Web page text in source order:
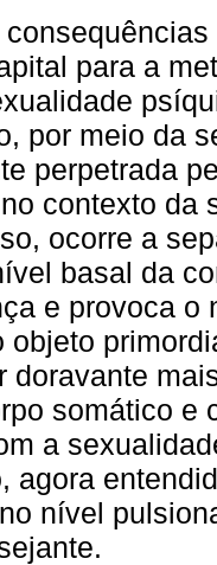
para a
por meio da
perpetrada
contexto da
ocorre a
basal da
e provoca o
objeto
doravante
somático e
a
agora
nível